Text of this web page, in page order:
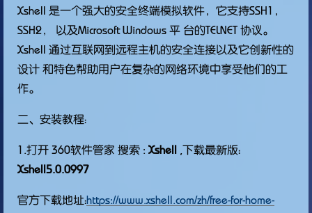
Xshell 是一个强大的安全终端模拟软件，它支持SSH1，
SSH2， 以及Microsoft Windows 平 台的TELNET 协议。
Xshell 通过互联网到远程主机的安全连接以及它创新性的
设计 和特色帮助用户在复杂的网络环境中享受他们的工
作。
二、安装教程：
1.打开 360软件管家 搜索 : Xshell
,下载最新版：
Xshell5.0.0997
官方下载地址：https://www.xshell.com/zh/free-for-home-